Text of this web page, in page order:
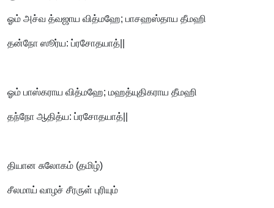
ஓம் அச்வ த்வஜாய வித்மஹே; பாசஹஸ்தாய தீமஹி
தன்நோ ஸூர்ய: ப்ரசோதயாத்||
ஓம் பாஸ்கராய வித்மஹே; மஹத்யுதிகராய தீமஹி
தந்நோ ஆதித்ய: ப்ரசோதயாத்||
தியான சுலோகம் (தமிழ்)
சீலமாய் வாழச் சீரருள் புரியும்